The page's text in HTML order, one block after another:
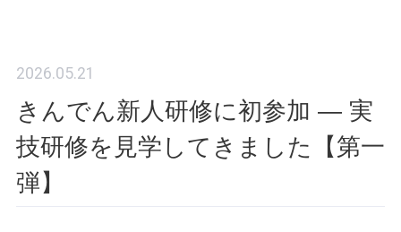
2026.05.21
きんでん新人研修に初参加 ― 実
技研修を見学してきました【第一
弾】